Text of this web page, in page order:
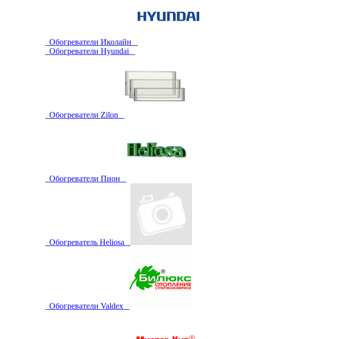
Обогреватели Иколайн
Обогреватели Hyundai
Обогреватели Zilon
Обогреватели Пион
Обогреватель Heliosa
Обогреватели Valdex